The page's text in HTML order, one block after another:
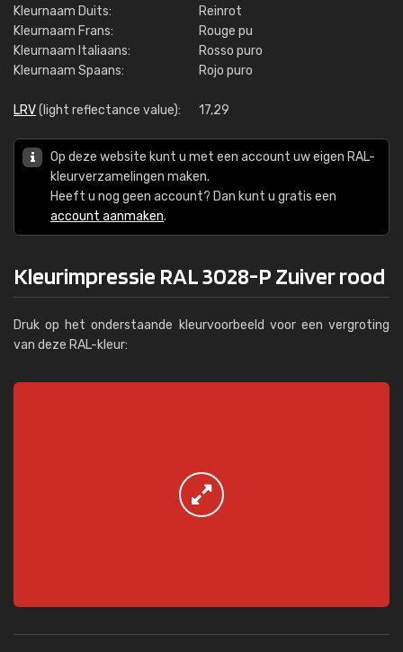
Kleurnaam Duits:
Reinrot
Kleurnaam Frans:
Rouge pu
Kleurnaam Italiaans:
Rosso puro
Kleurnaam Spaans:
Rojo puro
LRV(light reflectance value): 17,29
Op deze website kunt u met een account uw eigen RAL-
kleurverzamelingen maken.
Heeft u nog geen account? Dan kunt u gratis een
account aanmaken.
Kleurimpressie RAL 3028-P Zuiver rood
Druk op het onderstaande kleurvoorbeeld voor een vergroting
van deze RAL-kleur: